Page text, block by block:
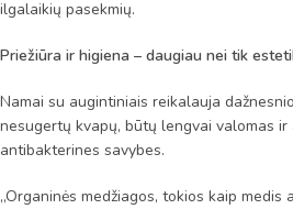
ilgalaikių pasekmių.
Priežiūra ir higiena – daugiau nei tik
Namai su augintiniais reikalauja
nesugertų kvapų, būtų lengvai valomas
antibakterines savybes.
„Organinės medžiagos, tokios kaip